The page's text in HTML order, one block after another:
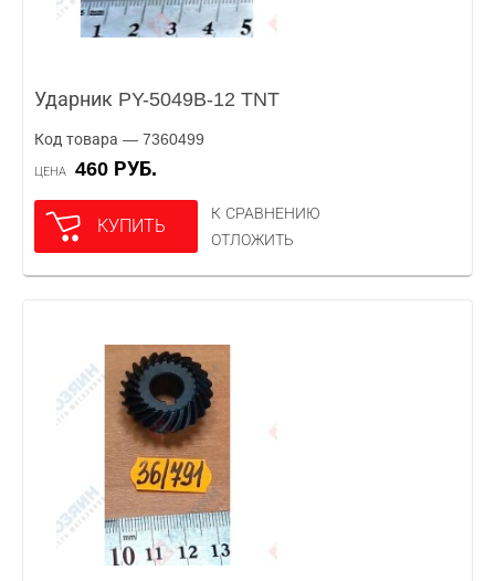
Ударник PY-5049B-12 TNT
Код товара — 7360499
ЦЕНА 460 РУБ.
КУПИТЬ
К СРАВНЕНИЮ
ОТЛОЖИТЬ